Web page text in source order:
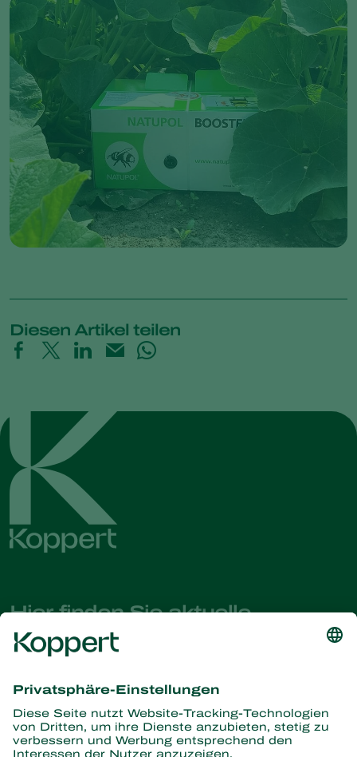
Diesen Artikel teilen
Hier finden Sie aktuelle
Nachrichten und Informationen
Partners with Nature